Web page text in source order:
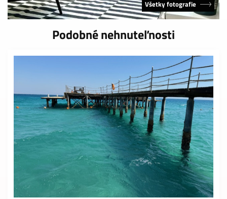
Všetky fotografie
Podobné nehnuteľnosti